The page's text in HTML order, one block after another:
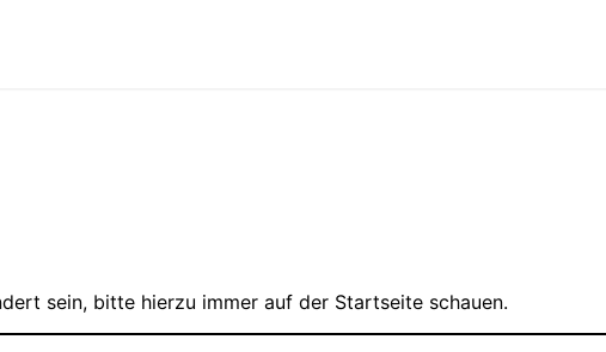
sein, bitte hierzu immer auf der Startseite schauen.